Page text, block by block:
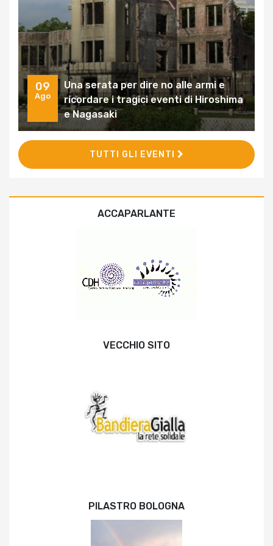
09
Ago
Una serata per dire no alle armi e
ricordare i tragici eventi di Hiroshima
e Nagasaki
TUTTI GLI EVENTI
ACCAPARLANTE
VECCHIO SITO
PILASTRO BOLOGNA